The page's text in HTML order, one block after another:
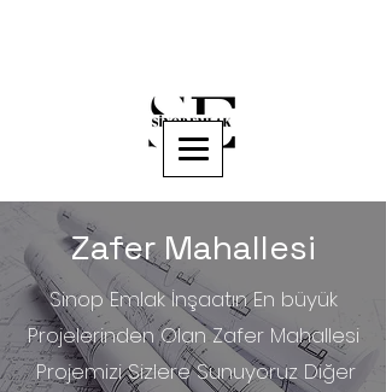
Zafer Mahallesi
Sinop Emlak İnşaatın En büyük
Projelerinden Olan Zafer Mahallesi
Projemizi Sizlere Sunuyoruz Diğer